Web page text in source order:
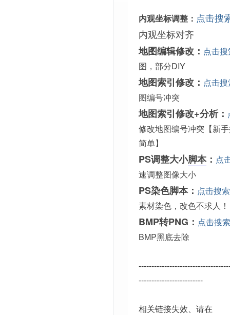
内观坐标调整： 点击搜
内观坐标对齐
地图编辑修改： 点击
图，部分DIY
地图索引修改： 点击
图编号冲突
地图索引修改+分析：
修改地图编号冲突【新
简单】
PS调整大小脚本： 点
速调整图像大小
PS染色脚本： 点击搜索
素材染色，改色不求人！
BMP转PNG： 点击搜索
BMP黑底去除
-------------------------
相关链接失效、请在